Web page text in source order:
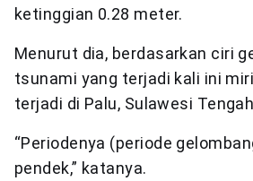
ketinggian 0.28 meter.
Menurut dia, berdasarkan ciri
tsunami yang terjadi kali ini
terjadi di Palu, Sulawesi
“Periodenya (periode
pendek,” katanya.